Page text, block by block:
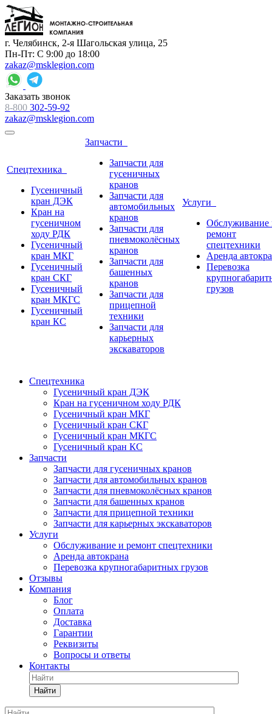
г. Челябинск, 2-я Шагольская улица, 25
Пн-Пт: С 9:00 до 18:00
zakaz@msklegion.com
Заказать звонок
8-800 302-59-92
zakaz@msklegion.com
Спецтехника
Гусеничный
кран ДЭК
Кран на
гусеничном
ходу РДК
Гусеничный
кран МКГ
Гусеничный
кран СКГ
Гусеничный
кран МКГС
Гусеничный
кран КС
Запчасти
Запчасти для
гусеничных
кранов
Запчасти для
автомобильных
кранов
Запчасти для
пневмоколёсных
кранов
Запчасти для
башенных
кранов
Запчасти для
прицепной
техники
Запчасти для
карьерных
экскаваторов
Услуги
Обслуживание
ремонт
спецтехники
Аренда
Перевозка
грузов
Спецтехника
Гусеничный кран ДЭК
Кран на гусеничном ходу РДК
Гусеничный кран МКГ
Гусеничный кран СКГ
Гусеничный кран МКГС
Гусеничный кран КС
Запчасти
Запчасти для гусеничных кранов
Запчасти для автомобильных кранов
Запчасти для пневмоколёсных кранов
Запчасти для башенных кранов
Запчасти для прицепной техники
Запчасти для карьерных экскаваторов
Услуги
Обслуживание и ремонт спецтехники
Аренда автокрана
Перевозка крупногабаритных грузов
Отзывы
Компания
Блог
Оплата
Доставка
Гарантии
Реквизиты
Вопросы и ответы
Контакты
Найти